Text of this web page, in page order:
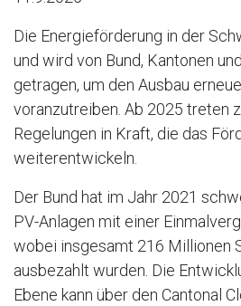
Die Energieförderung in der
und wird von Bund, Kantonen
getragen, um den Ausbau
voranzutreiben. Ab 2025 treten
Regelungen in Kraft, die das
weiterentwickeln.
Der Bund hat im Jahr 2021
PV-Anlagen mit einer
wobei insgesamt 216 Millionen
ausbezahlt wurden. Die
Ebene kann über den Cantonal